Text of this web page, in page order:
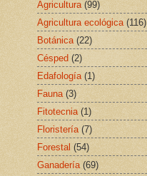
Agricultura (99)
Agricultura ecológica (116)
Botánica (22)
Césped (2)
Edafología (1)
Fauna (3)
Fitotecnia (1)
Floristería (7)
Forestal (54)
Ganadería (69)